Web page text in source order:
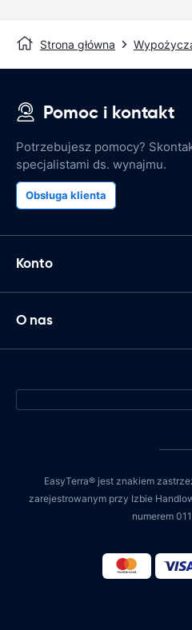
Strona główna
Pomoc i kontakt
Potrzebujesz pomocy?
specjalistami ds. wynajmu.
Obsługa klienta
Konto
O nas
EasyTerra® jest znakiem
zarejestrowanym przy Izbie
numerem